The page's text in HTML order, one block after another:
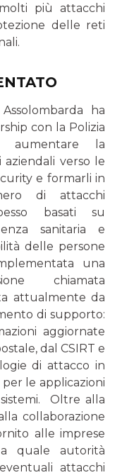
più attacchi
delle reti
ha
con la Polizia
aumentare la
ver­so le
e formarli in
di attacchi
basati su
sanitaria e
delle persone
una
chiamata
attualmente da
di supporto:
aggiornate
dal CSIRT e
di attacco in
le applicazioni
Oltre alla
collaborazione
alle imprese
quale autorità
attacchi